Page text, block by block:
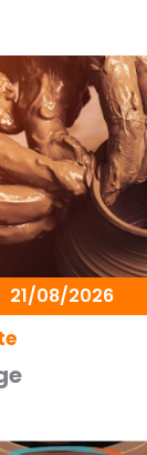
21/08/2026